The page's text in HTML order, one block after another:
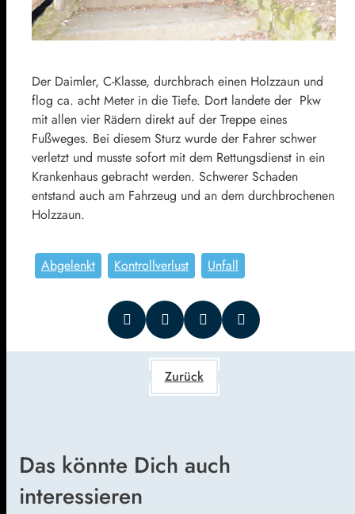
Der Daimler, C-Klasse, durchbrach einen Holzzaun und
flog ca. acht Meter in die Tiefe. Dort landete der Pkw
mit allen vier Rädern direkt auf der Treppe eines
Fußweges. Bei diesem Sturz wurde der Fahrer schwer
verletzt und musste sofort mit dem Rettungsdienst in ein
Krankenhaus gebracht werden. Schwerer Schaden
entstand auch am Fahrzeug und an dem durchbrochenen
Holzzaun.
Abgelenkt Kontrollverlust Unfall
Zurück
Das könnte Dich auch
interessieren